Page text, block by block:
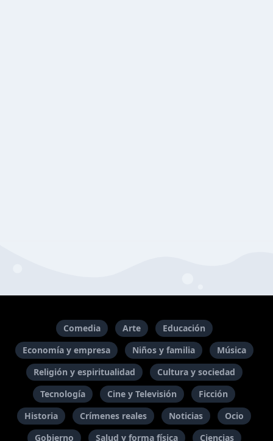
Comedia Arte
Educación
Economía y empresa
Niños y familia
Música
Religión y espiritualidad
Cultura y sociedad
Tecnología
Cine y Televisión
Ficción
Historia
Crímenes reales Noticias
Ocio
Gobierno
Salud y forma física Ciencias